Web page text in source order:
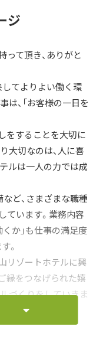
ジ
って頂き、ありがと
てよりよい働く環
、「お客様の一日を
をすることを大切に
大切なのは、人に喜
ルは一人の力では成
など、さまざまな職種
ています。業務内容
か」も仕事の満足度
。
リゾートホテルに興
縁をつなげられた嬉
づくりをしていきま
どうぞお気軽にご相